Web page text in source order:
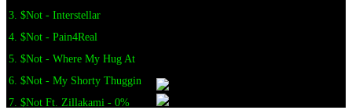
3. $Not - Interstellar
4. $Not - Pain4Real
5. $Not - Where My Hug At
6. $Not - My Shorty Thuggin
7. $Not Ft. Zillakami - 0%